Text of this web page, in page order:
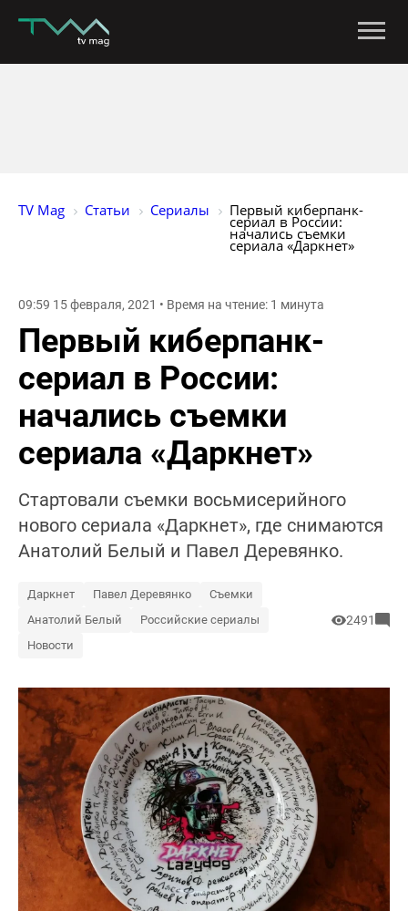
TV Mag Статьи Сериалы Первый киберпанк-
сериал в России:
начались съемки
сериала «Даркнет»
09:59 15 февраля, 2021 • Время на чтение: 1 минута
Первый киберпанк-
сериал в России:
начались съемки
сериала «Даркнет»
Стартовали съемки восьмисерийного
нового сериала «Даркнет», где снимаются
Анатолий Белый и Павел Деревянко.
Даркнет Павел Деревянко
Съемки
Анатолий Белый
Российские сериалы
Новости
2491